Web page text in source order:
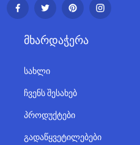
Მხარდაჭერა
სახლი
ჩვენს შესახებ
პროდუქტები
გადაწყვეტილებები